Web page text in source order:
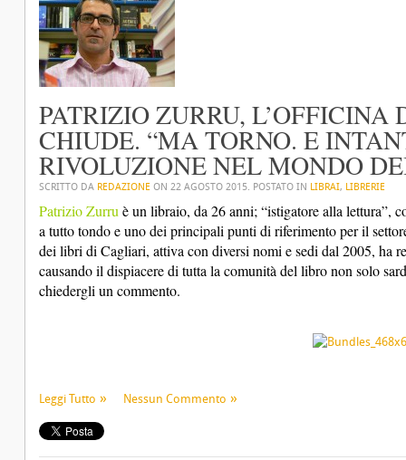
PATRIZIO ZURRU,
CHIUDE. “MA TORNO. E
RIVOLUZIONE NEL MONDO
SCRITTO DA REDAZIONE ON 22 AGOSTO 2015. POSTATO IN LIBRAI, LIBRERIE
Patrizio Zurru è un libraio, da 26 anni; “istigatore alla lettura”,
a tutto tondo e uno dei principali punti di riferimento per il
dei libri di Cagliari, attiva con diversi nomi e sedi dal 2005, ha
causando il dispiacere di tutta la comunità del libro non solo
chiedergli un commento.
Leggi Tutto Nessun Commento